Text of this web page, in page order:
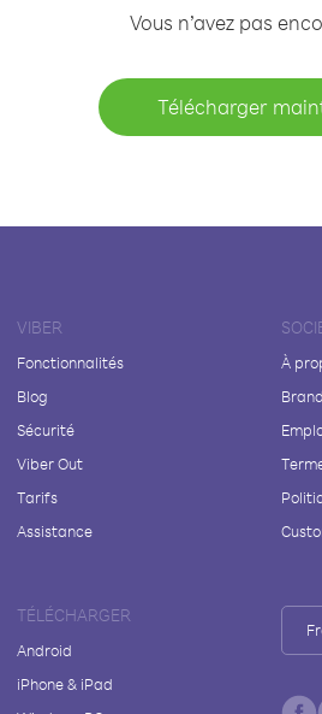
Vous n’avez pas
Télécharger
VIBER
Fonctionnalités
Blog
Sécurité
Viber Out
Tarifs
Assistance
À
TÉLÉCHARGER
Android
iPhone & iPad